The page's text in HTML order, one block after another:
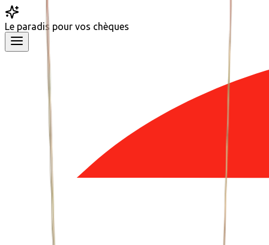
Le paradis pour vos chèques